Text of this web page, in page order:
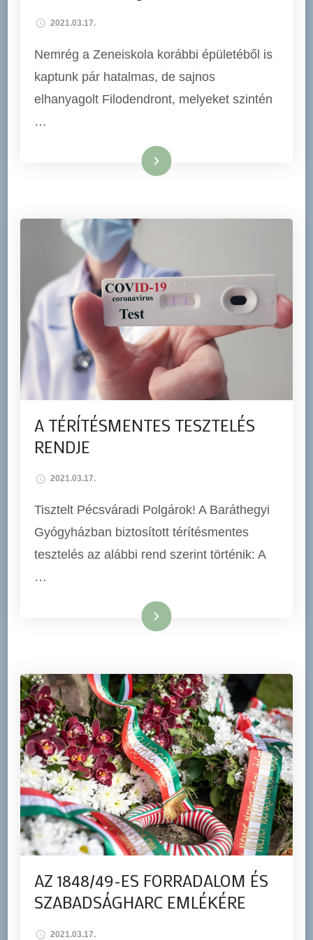
2021.03.17.
Nemrég a Zeneiskola korábbi épületéből is
kaptunk pár hatalmas, de sajnos
elhanyagolt Filodendront, melyeket szintén
…
Tovább
A TÉRÍTÉSMENTES TESZTELÉS
RENDJE
2021.03.17.
Tisztelt Pécsváradi Polgárok! A Baráthegyi
Gyógyházban biztosított térítésmentes
tesztelés az alábbi rend szerint történik: A
…
Tovább
AZ 1848/49-ES FORRADALOM ÉS
SZABADSÁGHARC EMLÉKÉRE
2021.03.17.